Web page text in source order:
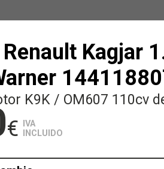
Kagjar
K9K / OM607 110cv
€
IVA
INCLUIDO